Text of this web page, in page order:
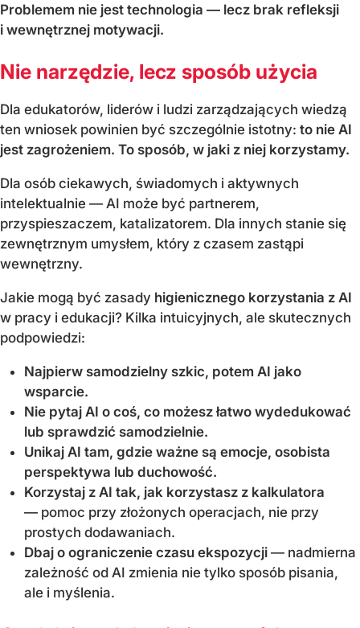
Problemem nie jest technologia — lecz brak refleksji
i wewnętrznej motywacji.
Nie narzędzie, lecz sposób użycia
Dla edukatorów, liderów i ludzi zarządzających wiedzą
ten wniosek powinien być szczególnie istotny: to nie AI
jest zagrożeniem. To sposób, w jaki z niej korzystamy.
Dla osób ciekawych, świadomych i aktywnych
intelektualnie — AI może być partnerem,
przyspieszaczem, katalizatorem. Dla innych stanie się
zewnętrznym umysłem, który z czasem zastąpi
wewnętrzny.
Jakie mogą być zasady higienicznego korzystania z AI
w pracy i edukacji? Kilka intuicyjnych, ale skutecznych
podpowiedzi:
Najpierw samodzielny szkic, potem AI jako
wsparcie.
Nie pytaj AI o coś, co możesz łatwo wydedukować
lub sprawdzić samodzielnie.
Unikaj AI tam, gdzie ważne są emocje, osobista
perspektywa lub duchowość.
Korzystaj z AI tak, jak korzystasz z kalkulatora
— pomoc przy złożonych operacjach, nie przy
prostych dodawaniach.
Dbaj o ograniczenie czasu ekspozycji — nadmierna
zależność od AI zmienia nie tylko sposób pisania,
ale i myślenia.